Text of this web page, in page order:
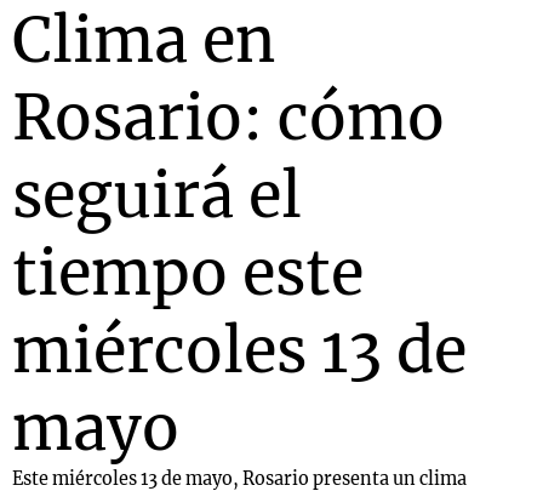
Clima en
Rosario: cómo
seguirá el
tiempo este
miércoles 13 de
mayo
Este miércoles 13 de mayo, Rosario presenta un clima